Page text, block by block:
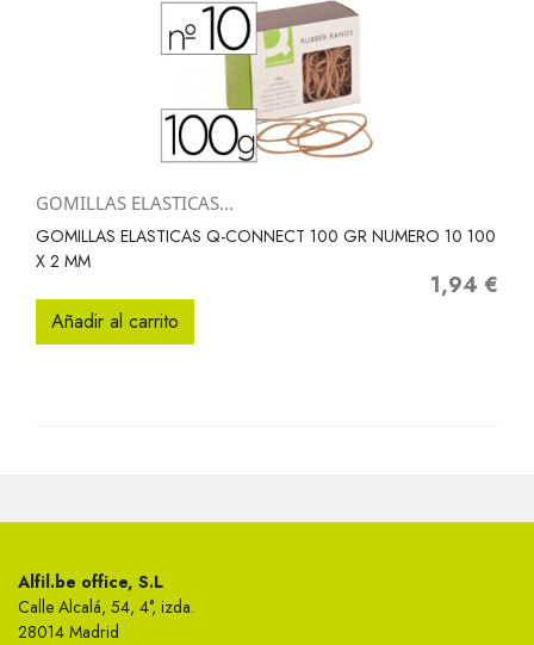
GOMILLAS ELASTICAS...
GOMILLAS ELASTICAS Q-CONNECT 100 GR NUMERO 10 100
X 2 MM
Precio
1,94 €
Añadir al carrito
Alfil.be office, S.L
Calle Alcalá, 54, 4°, izda.
28014 Madrid